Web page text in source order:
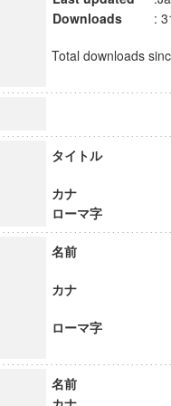
Downloads
:
Total downloads
タイトル
カナ
ローマ字
名前
カナ
ローマ字
名前